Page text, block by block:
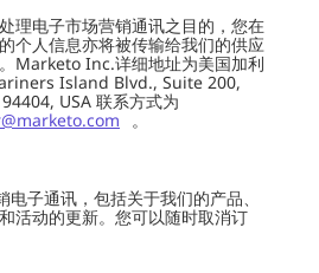
理电子市场营销通讯之目的，您在
个人信息亦将被传输给我们的供应
Marketo Inc.详细地址为美国加利
Island Blvd., Suite 200,
USA 联系方式为
。
电子通讯，包括关于我们的产品、
活动的更新。您可以随时取消订